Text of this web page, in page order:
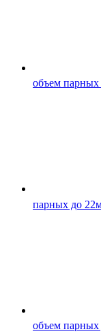
объем парных
парных до
объем